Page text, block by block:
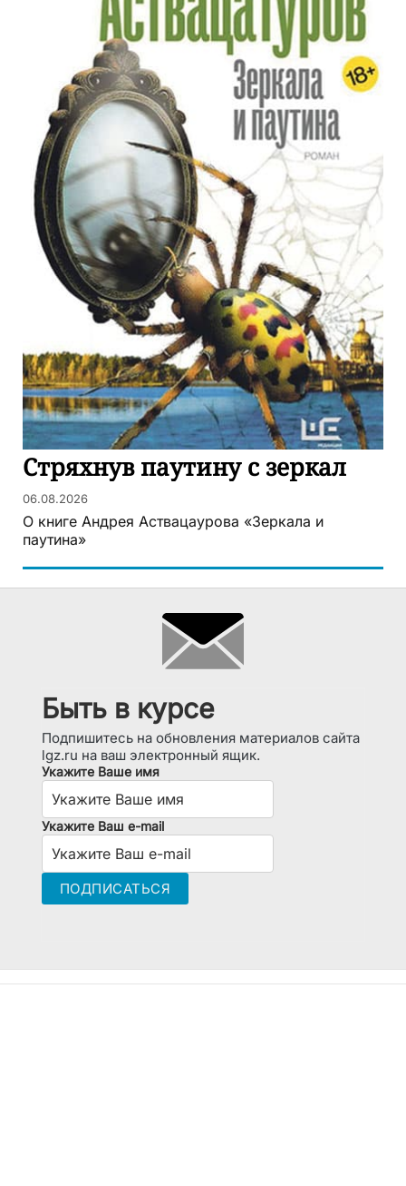
Стряхнув паутину с зеркал
06.08.2026
О книге Андрея Аствацаурова «Зеркала и
паутина»
Быть в курсе
Подпишитесь на обновления материалов сайта
lgz.ru на ваш электронный ящик.
Укажите Ваше имя
Укажите Ваш e-mail